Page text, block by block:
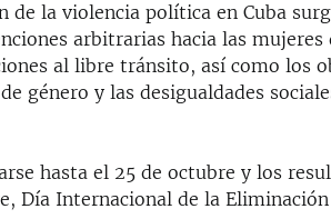
de la violencia política en Cuba
arbitrarias hacia las mujeres
al libre tránsito, así como los
género y las desigualdades
hasta el 25 de octubre y los
Día Internacional de la